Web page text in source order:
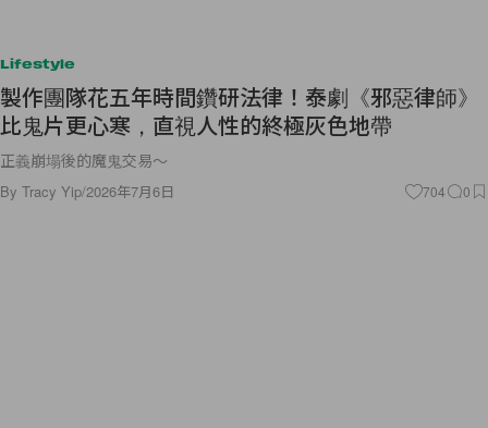
Lifestyle
製作團隊花五年時間鑽研法律！泰劇《邪惡律師》
比鬼片更心寒，直視人性的終極灰色地帶
正義崩塌後的魔鬼交易～
By Tracy Yip/2026年7月6日 704 0